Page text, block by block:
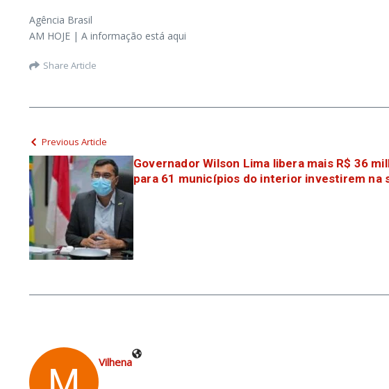
Agência Brasil
AM HOJE | A informação está aqui
Share Article
Previous Article
Governador Wilson Lima libera mais R$ 36
para 61 municípios do interior investirem na
Vilhena